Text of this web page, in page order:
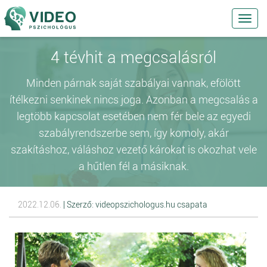
4 tévhit a megcsalásról
Minden párnak saját szabályai vannak, efölött
ítélkezni senkinek nincs joga. Azonban a megcsalás a
legtöbb kapcsolat esetében nem fér bele az egyedi
szabályrendszerbe sem, így komoly, akár
szakításhoz, váláshoz vezető károkat is okozhat vele
a hűtlen fél a másiknak.
2022.12.06. | Szerző: videopszichologus.hu csapata